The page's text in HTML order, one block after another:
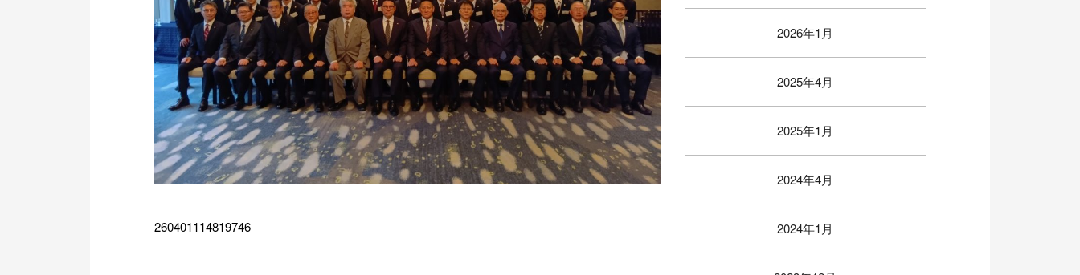
260401114819746
2026年1月
2025年4月
2025年1月
2024年4月
2024年1月